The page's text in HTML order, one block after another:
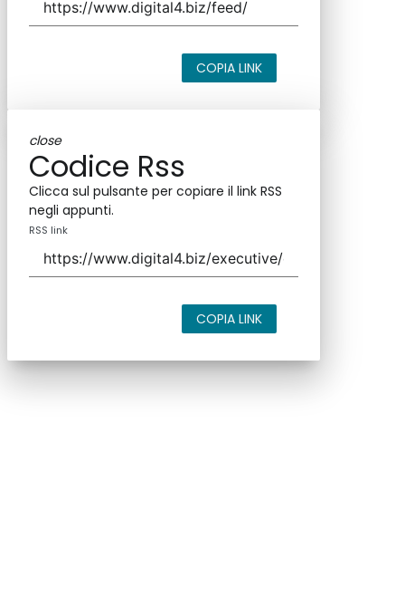
COPIA LINK
close
Codice Rss
Clicca sul pulsante per copiare il link RSS
negli appunti.
RSS link
COPIA LINK